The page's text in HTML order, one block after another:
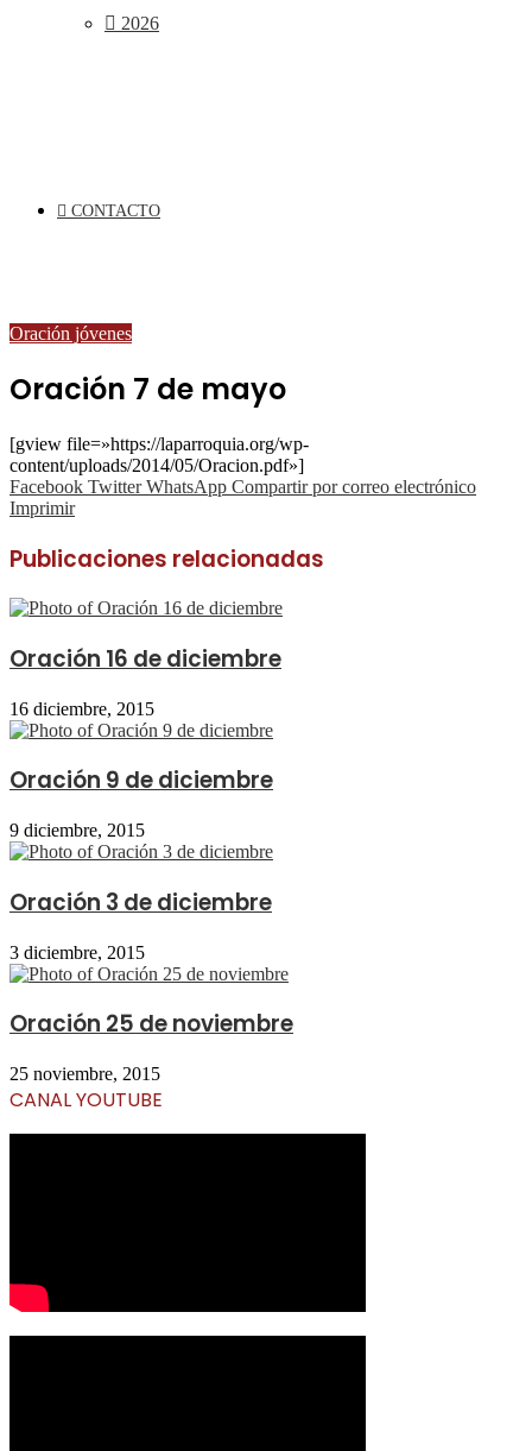
2026
CONTACTO
Oración jóvenes
Oración 7 de mayo
[gview file=»https://laparroquia.org/wp-
content/uploads/2014/05/Oracion.pdf»]
Facebook Twitter WhatsApp Compartir por correo electrónico
Imprimir
Publicaciones relacionadas
Oración 16 de diciembre
16 diciembre, 2015
Oración 9 de diciembre
9 diciembre, 2015
Oración 3 de diciembre
3 diciembre, 2015
Oración 25 de noviembre
25 noviembre, 2015
CANAL YOUTUBE